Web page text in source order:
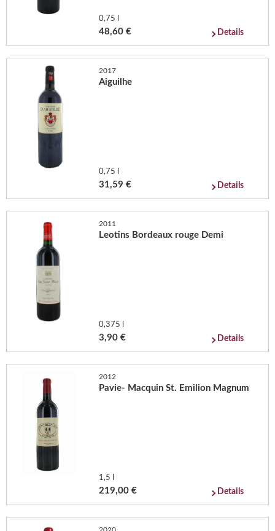
0,75 l
48,60 € Details
2017
Aiguilhe
0,75 l
31,59 € Details
2011
Leotins Bordeaux rouge Demi
0,375 l
3,90 € Details
2012
Pavie- Macquin St. Emilion Magnum
1,5 l
219,00 € Details